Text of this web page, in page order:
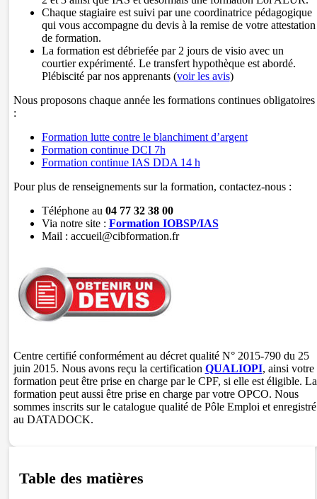
Chaque stagiaire est suivi par une coordinatrice pédagogique
qui vous accompagne du devis à la remise de votre attestation
de formation.
La formation est débriefée par 2 jours de visio avec un
courtier expérimenté. Le transfert hypothèque est abordé.
Plébiscité par nos apprenants (voir les avis)
Nous proposons chaque année les formations continues obligatoires
:
Formation lutte contre le blanchiment d’argent
Formation continue DCI 7h
Formation continue IAS DDA 14 h
Pour plus de renseignements sur la formation, contactez-nous :
Téléphone au 04 77 32 38 00
Via notre site : Formation IOBSP/IAS
Mail : accueil@cibformation.fr
Centre certifié conformément au décret qualité N° 2015-790 du 25
juin 2015. Nous avons reçu la certification QUALIOPI, ainsi votre
formation peut être prise en charge par le CPF, si elle est éligible. La
formation peut aussi être prise en charge par votre OPCO. Nous
sommes inscrits sur le catalogue qualité de Pôle Emploi et enregistré
au DATADOCK.
Table des matières